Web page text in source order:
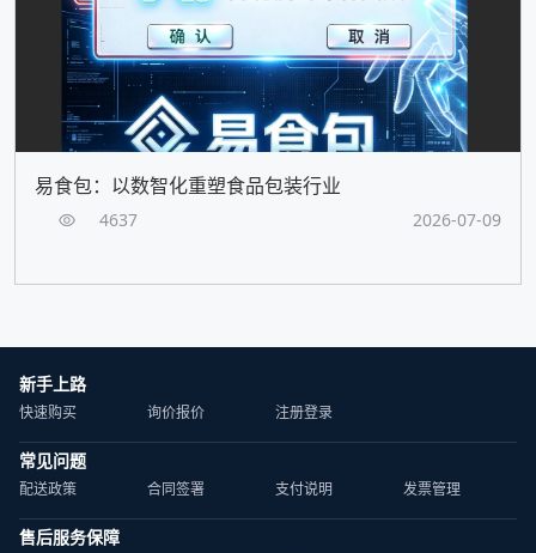
易食包：以数智化重塑食品包装行业
4637 2026-07-09
新手上路
快速购买 询价报价 注册登录
常见问题
配送政策 合同签署 支付说明 发票管理
售后服务保障